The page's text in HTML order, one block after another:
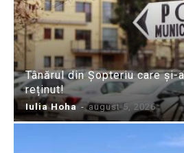
Tânărul din Șopteriu care și-
reținut!
Iulia Hoha - august 5, 2026